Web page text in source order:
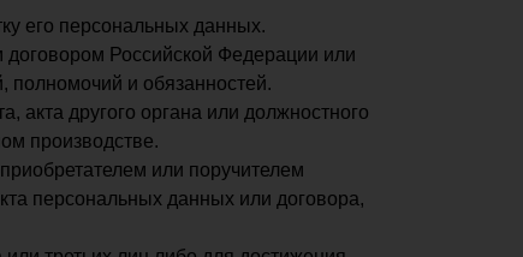
его персональных данных.
Российской Федерации или
полномочий и обязанностей.
акта другого органа или должностного
производстве.
или поручителем
персональных данных или договора,